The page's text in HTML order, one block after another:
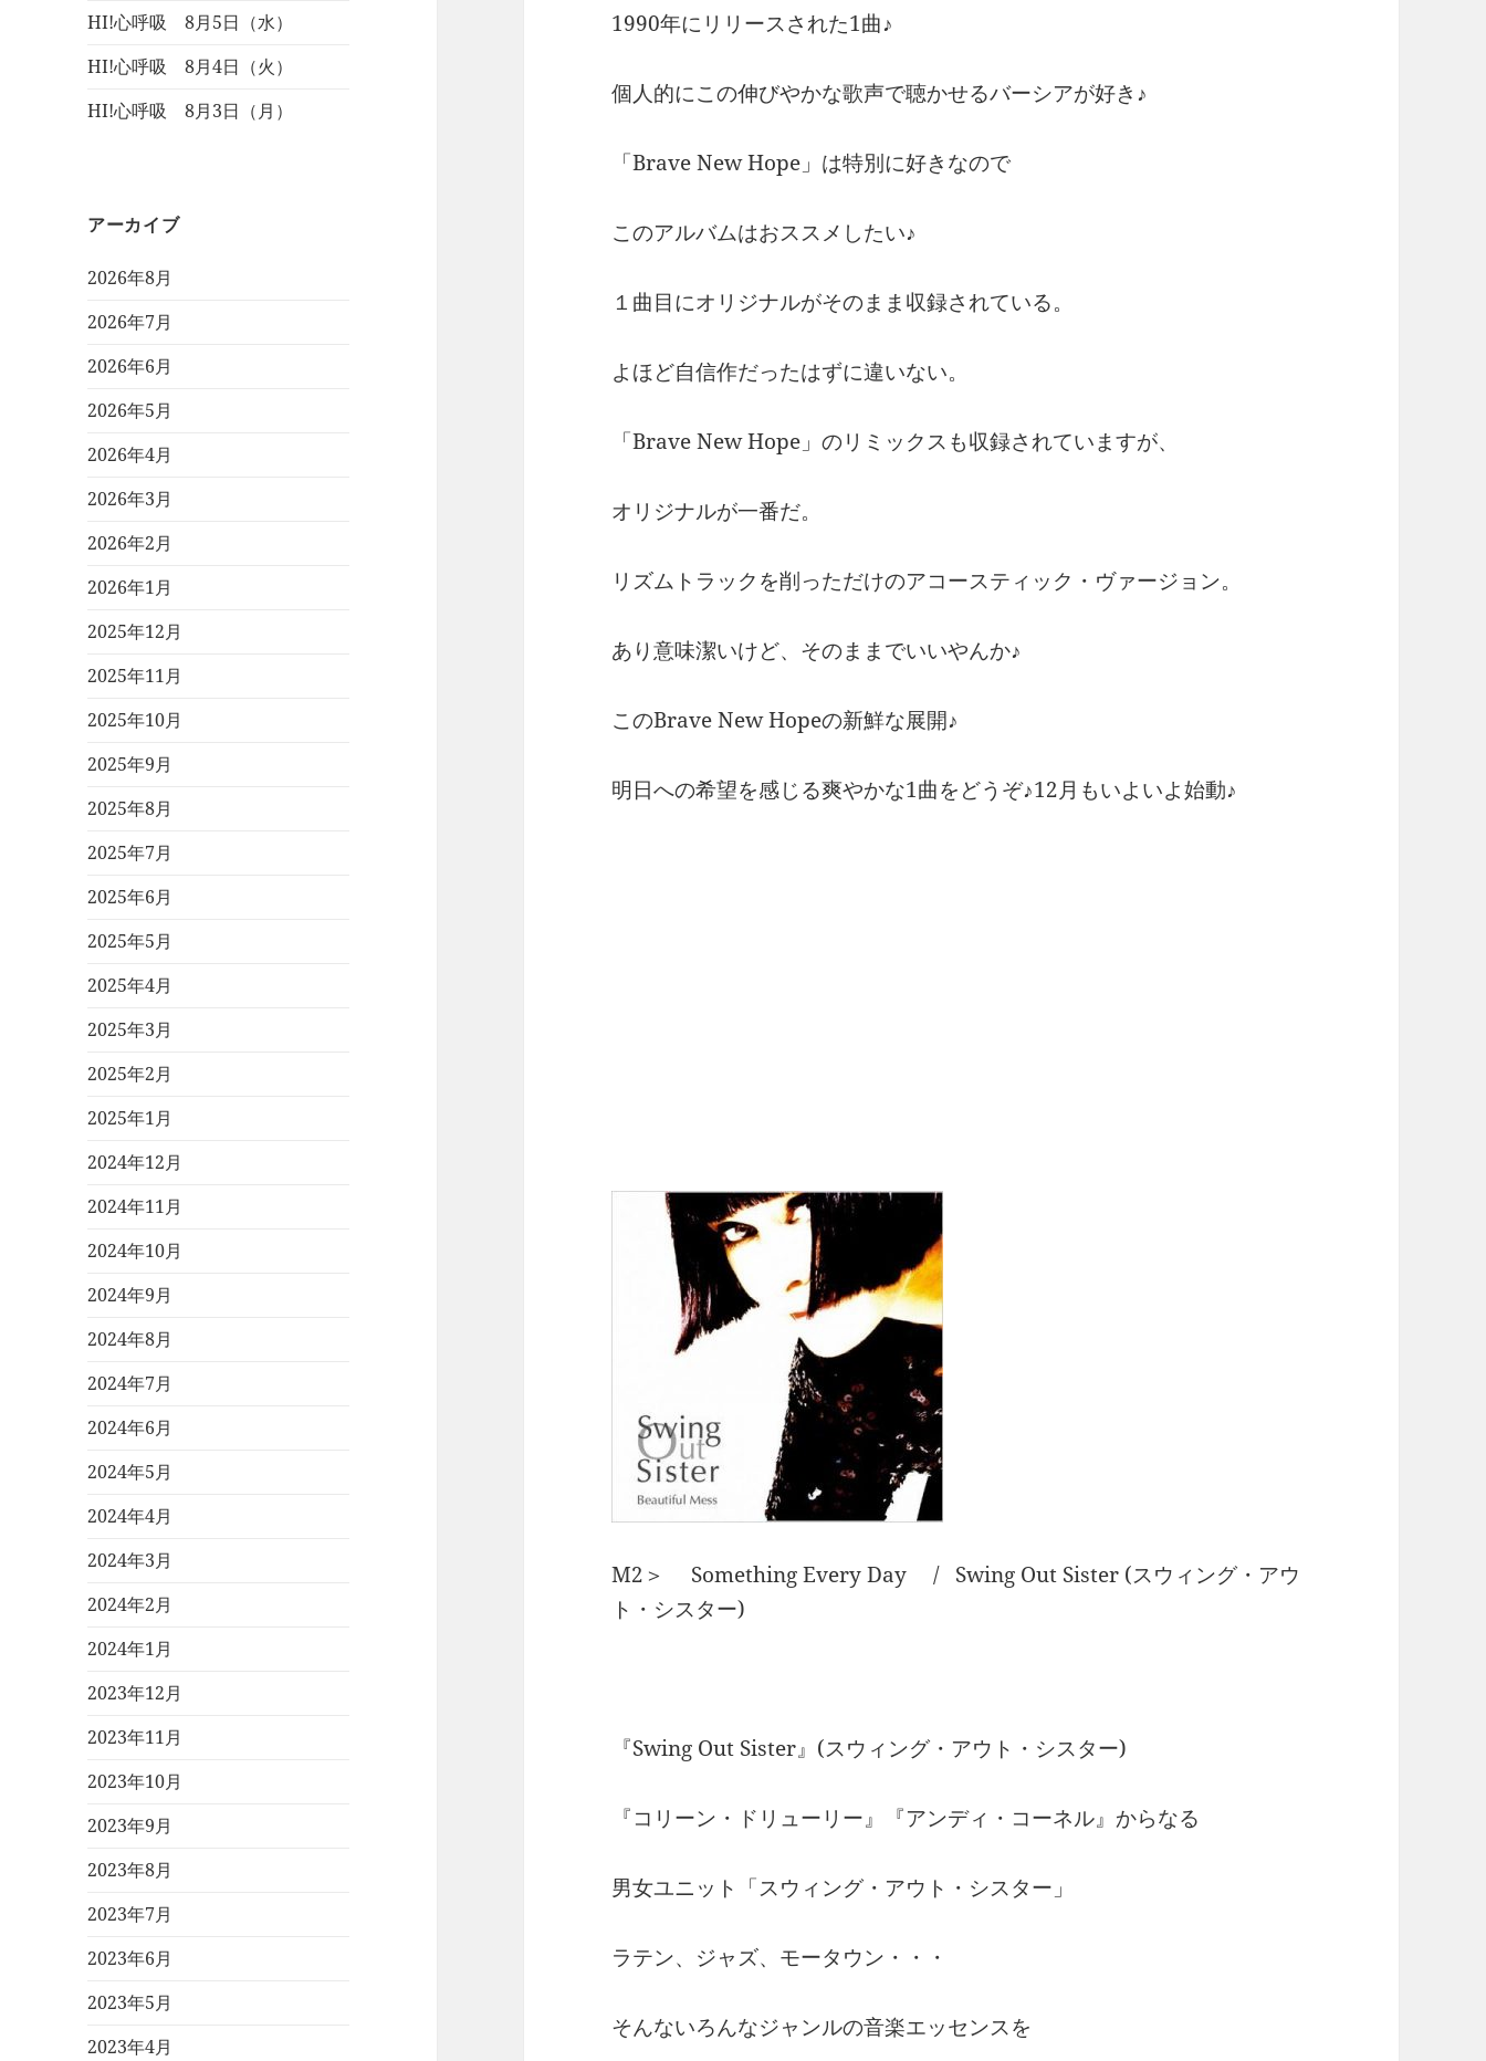
HI!心呼吸 8月5日（水）
HI!心呼吸 8月4日（火）
HI!心呼吸 8月3日（月）
アーカイブ
2026年8月
2026年7月
2026年6月
2026年5月
2026年4月
2026年3月
2026年2月
2026年1月
2025年12月
2025年11月
2025年10月
2025年9月
2025年8月
2025年7月
2025年6月
2025年5月
2025年4月
2025年3月
2025年2月
2025年1月
2024年12月
2024年11月
2024年10月
2024年9月
2024年8月
2024年7月
2024年6月
2024年5月
2024年4月
2024年3月
2024年2月
2024年1月
2023年12月
2023年11月
2023年10月
2023年9月
2023年8月
2023年7月
2023年6月
2023年5月
2023年4月
1990年にリリースされた1曲♪
個人的にこの伸びやかな歌声で聴かせるバーシアが好き♪
「Brave New Hope」は特別に好きなので
このアルバムはおススメしたい♪
１曲目にオリジナルがそのまま収録されている。
よほど自信作だったはずに違いない。
「Brave New Hope」のリミックスも収録されていますが、
オリジナルが一番だ。
リズムトラックを削っただけのアコースティック・ヴァージョン。
あり意味潔いけど、そのままでいいやんか♪
このBrave New Hopeの新鮮な展開♪
明日への希望を感じる爽やかな1曲をどうぞ♪12月もいよいよ始動♪
M2＞ Something Every Day / Swing Out Sister (スウィング・アウ
ト・シスター)
『Swing Out Sister』(スウィング・アウト・シスター)
『コリーン・ドリューリー』『アンディ・コーネル』からなる
男女ユニット「スウィング・アウト・シスター」
ラテン、ジャズ、モータウン・・・
そんないろんなジャンルの音楽エッセンスを